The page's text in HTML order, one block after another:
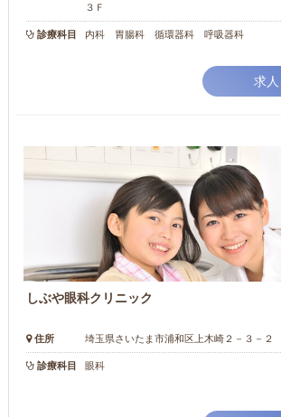
３Ｆ
診療科目 内科 胃腸科 循環器科 呼吸器科
求
しぶや眼科クリニック
住所 埼玉県さいたま市浦和区上木崎２－３－２
診療科目 眼科